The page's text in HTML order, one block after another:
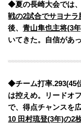
◆夏の長崎大会では
戦の2試合でサヨナラ
後、青山隼也主将(3
いてきた。自信があ
◆チーム打率.293(45
は控えめ。リードオ
で、得点チャンスを
10 田村琉登(3年)の2